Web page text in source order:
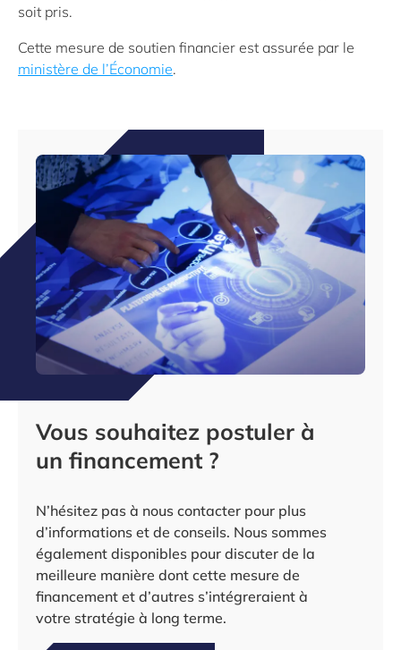
soit pris.
Cette mesure de soutien financier est assurée par le
ministère de l’Économie.
Vous souhaitez postuler à
un financement ?
N’hésitez pas à nous contacter pour plus
d’informations et de conseils. Nous sommes
également disponibles pour discuter de la
meilleure manière dont cette mesure de
financement et d’autres s’intégreraient à
votre stratégie à long terme.